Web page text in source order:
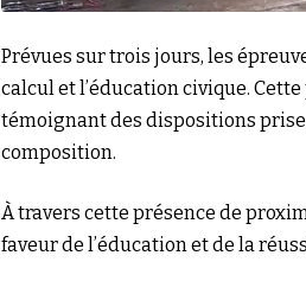
Prévues sur trois jours, les
calcul et l’éducation civique.
témoignant des dispositions
composition.
À travers cette présence de
faveur de l’éducation et de la